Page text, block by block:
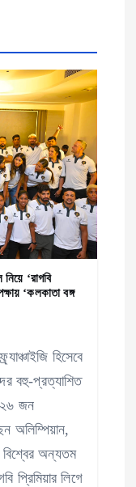
‘রাগবি
‘কলকাতা বঙ্গ
হিসেবে
বহু-প্রত্যাশিত
২৬ জন
অলিম্পিয়ান,
বিশ্বের অন্যতম
প্রিমিয়ার লিগে